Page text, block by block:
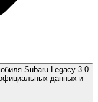
Subaru Legacy 3.0
данных и